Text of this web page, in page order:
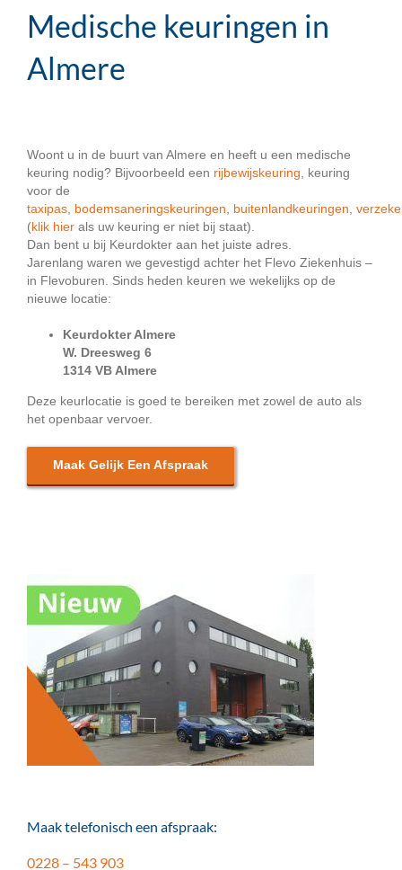
Medische keuringen in
Almere
Woont u in de buurt van Almere en heeft u een medische
keuring nodig? Bijvoorbeeld een rijbewijskeuring , keuring
voor de
taxipas, bodemsaneringskeuringen buitenlandkeuringen
(klik hier als uw keuring er niet bij staat).
Dan bent u bij Keurdokter aan het juiste adres.
Jarenlang waren we gevestigd achter het Flevo Ziekenhuis –
in Flevoburen. Sinds heden keuren we wekelijks op de
nieuwe locatie:
Keurdokter Almere
W. Dreesweg 6
1314 VB Almere
Deze keurlocatie is goed te bereiken met zowel de auto als
het openbaar vervoer.
Maak Gelijk Een Afspraak
Maak telefonisch een afspraak:
0228 – 543 903